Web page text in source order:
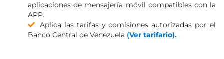
aplicaciones de mensajería móvil compatibles con la
APP.
Aplica las tarifas y comisiones autorizadas por el
Banco Central de Venezuela (Ver tarifario).